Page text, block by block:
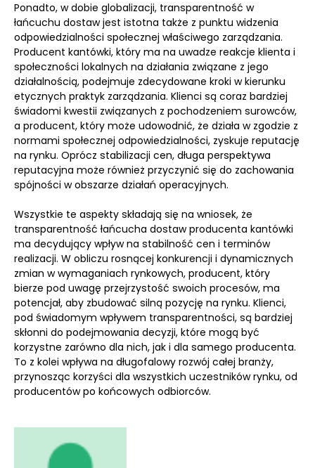
Ponadto, w dobie globalizacji, transparentność w
łańcuchu dostaw jest istotna także z punktu widzenia
odpowiedzialności społecznej właściwego zarządzania.
Producent kantówki, który ma na uwadze reakcje klienta i
społeczności lokalnych na działania związane z jego
działalnością, podejmuje zdecydowane kroki w kierunku
etycznych praktyk zarządzania. Klienci są coraz bardziej
świadomi kwestii związanych z pochodzeniem surowców,
a producent, który może udowodnić, że działa w zgodzie z
normami społecznej odpowiedzialności, zyskuje reputację
na rynku. Oprócz stabilizacji cen, długa perspektywa
reputacyjna może również przyczynić się do zachowania
spójności w obszarze działań operacyjnych.
Wszystkie te aspekty składają się na wniosek, że
transparentność łańcucha dostaw producenta kantówki
ma decydujący wpływ na stabilność cen i terminów
realizacji. W obliczu rosnącej konkurencji i dynamicznych
zmian w wymaganiach rynkowych, producent, który
bierze pod uwagę przejrzystość swoich procesów, ma
potencjał, aby zbudować silną pozycję na rynku. Klienci,
pod świadomym wpływem transparentności, są bardziej
skłonni do podejmowania decyzji, które mogą być
korzystne zarówno dla nich, jak i dla samego producenta.
To z kolei wpływa na długofalowy rozwój całej branży,
przynosząc korzyści dla wszystkich uczestników rynku, od
producentów po końcowych odbiorców.